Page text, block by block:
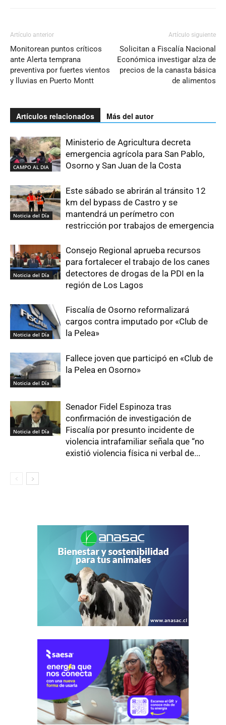
Artículo anterior
Monitorean puntos críticos
ante Alerta temprana
preventiva por fuertes vientos
y lluvias en Puerto Montt
Artículo siguiente
Solicitan a Fiscalía Nacional
Económica investigar alza de
precios de la canasta básica
de alimentos
Artículos relacionados Más del autor
CAMPO AL DIA
Ministerio de Agricultura decreta
emergencia agrícola para San Pablo,
Osorno y San Juan de la Costa
Noticia del Día
Este sábado se abrirán al tránsito 12
km del bypass de Castro y se
mantendrá un perímetro con
restricción por trabajos de emergencia
Noticia del Día
Consejo Regional aprueba recursos
para fortalecer el trabajo de los canes
detectores de drogas de la PDI en la
región de Los Lagos
Noticia del Día
Fiscalía de Osorno reformalizará
cargos contra imputado por «Club de
la Pelea»
Noticia del Día
Fallece joven que participó en «Club de
la Pelea en Osorno»
Noticia del Día
Senador Fidel Espinoza tras
confirmación de investigación de
Fiscalía por presunto incidente de
violencia intrafamiliar señala que “no
existió violencia física ni verbal de...